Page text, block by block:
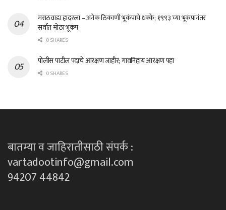
मराठवाडा हादरला – अनेक ठिकाणी भूकंपाचे धक्के; १९९३ च्या भूकंपानंतर
सर्वात मोठा भूकंप
0 SHARES
पोलीस पाटील पदाचे आरक्षण जाहीर; गावनिहाय आरक्षण पहा
0 SHARES
बातम्या व जाहिरातीसाठी संपर्क :
vartadootinfo@gmail.com
94207 44842